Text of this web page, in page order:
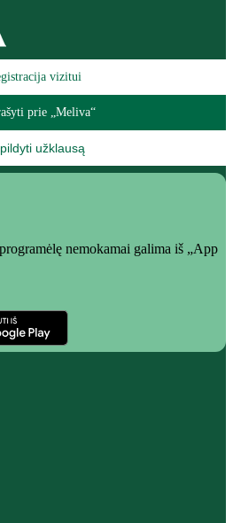
vizitui
prie „Meliva“
užklausą
nemokamai galima iš „App